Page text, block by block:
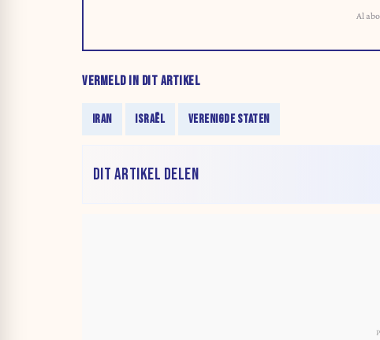
Al
VERMELD IN DIT ARTIKEL
IRAN ISRAËL VERENIGDE STATEN
DIT ARTIKEL DELEN